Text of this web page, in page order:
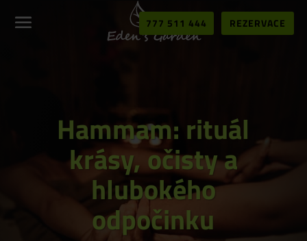
777 511 444 REZERVACE
Hammam: rituál
krásy, očisty a
hlubokého
odpočinku